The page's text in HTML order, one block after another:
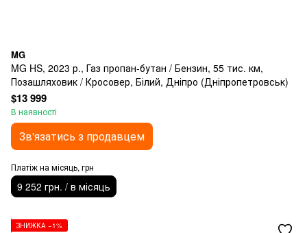
MG
MG HS, 2023 р., Газ пропан-бутан / Бензин, 55 тис. км,
Позашляховик / Кросовер, Білий, Дніпро (Дніпропетровськ)
$13 999
В наявності
Зв'язатись з продавцем
Платіж на місяць, грн
9 252 грн. / в місяць
ЗНИЖКА −1%